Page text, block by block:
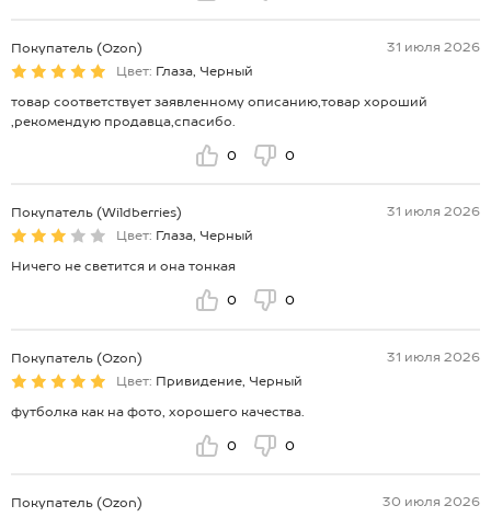
Покупатель (Ozon)
31 июля 2026
Цвет: Глаза, Черный
товар соответствует заявленному описанию,товар хороший
,рекомендую продавца,спасибо.
0 0
Покупатель (Wildberries)
31 июля 2026
Цвет: Глаза, Черный
Ничего не светится и она тонкая
0 0
Покупатель (Ozon)
31 июля 2026
Цвет: Привидение, Черный
футболка как на фото, хорошего качества.
0 0
Покупатель (Ozon)
30 июля 2026